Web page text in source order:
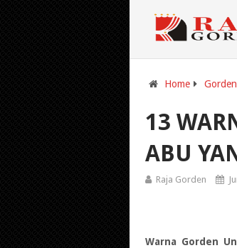
Home
13
ABU
Raja Gorden
Warna Gorden